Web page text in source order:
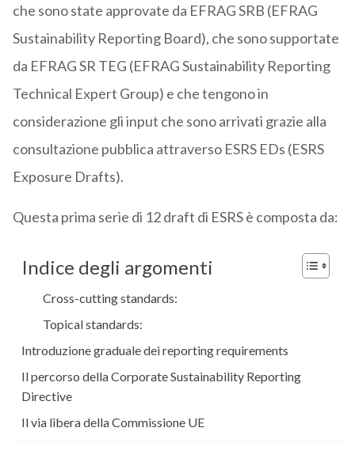
che sono state approvate da EFRAG SRB (EFRAG
Sustainability Reporting Board), che sono supportate
da EFRAG SR TEG (EFRAG Sustainability Reporting
Technical Expert Group) e che tengono in
considerazione gli input che sono arrivati grazie alla
consultazione pubblica attraverso ESRS EDs (ESRS
Exposure Drafts).
Questa prima serie di 12 draft di ESRS è composta da:
Indice degli argomenti
Cross-cutting standards:
Topical standards:
Introduzione graduale dei reporting requirements
Il percorso della Corporate Sustainability Reporting
Directive
Il via libera della Commissione UE